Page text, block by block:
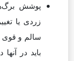
پوشش
زردی یا
سالم و قوی
باید در